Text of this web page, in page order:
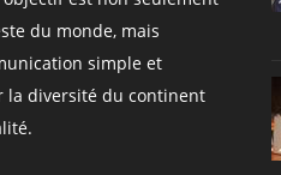
du monde, mais
simple et
la diversité du continent